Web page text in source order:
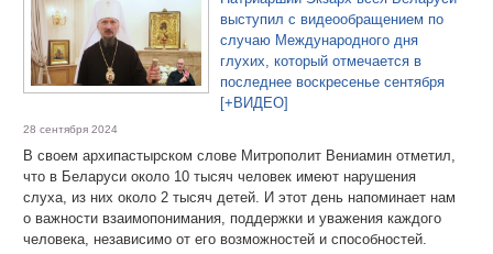
выступил с видеообращением по
случаю Международного дня
глухих, который отмечается в
последнее воскресенье сентября
[+ВИДЕО]
28 сентября 2024
В своем архипастырском слове Митрополит Вениамин отметил,
что в Беларуси около 10 тысяч человек имеют нарушения
слуха, из них около 2 тысяч детей. И этот день напоминает нам
о важности взаимопонимания, поддержки и уважения каждого
человека, независимо от его возможностей и способностей.